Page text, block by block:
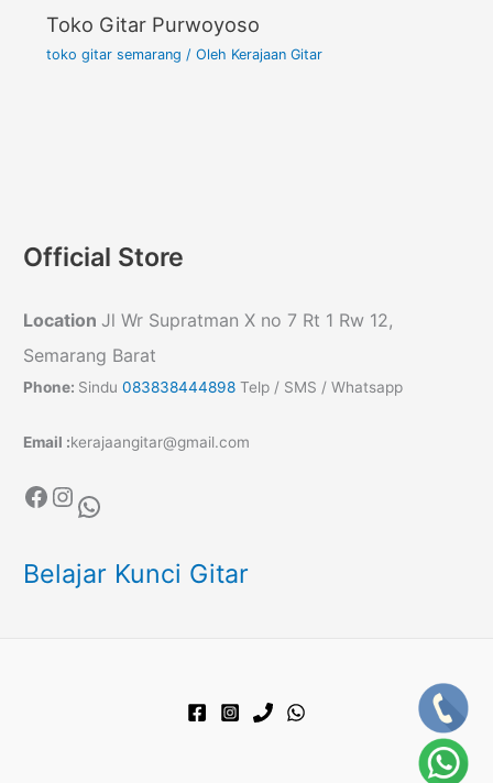
Toko Gitar Purwoyoso
toko gitar semarang / Oleh Kerajaan Gitar
Official Store
Location Jl Wr Supratman X no 7 Rt 1 Rw 12,
Semarang Barat
Phone: Sindu083838444898 Telp / SMS / Whatsapp
Email :kerajaangitar@gmail.com
Facebook Instagram WhatsApp
Belajar Kunci Gitar